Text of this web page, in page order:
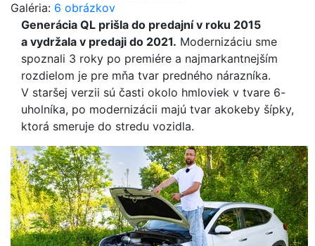
Galéria: 6 obrázkov
Generácia QL prišla do predajní v roku 2015
a vydržala v predaji do 2021. Modernizáciu sme
spoznali 3 roky po premiére a najmarkantnejším
rozdielom je pre mňa tvar predného nárazníka.
V staršej verzii sú časti okolo hmloviek v tvare 6-
uholníka, po modernizácii majú tvar akokeby šípky,
ktorá smeruje do stredu vozidla.